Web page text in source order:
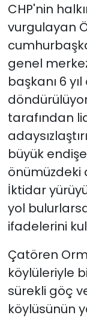
CHP'nin
vurgulayan
genel
başkanı 6
tarafından
büyük
İktidar
yol
ifadelerini
Çatören
köylüleriyle
sürekli göç
köylüsünün